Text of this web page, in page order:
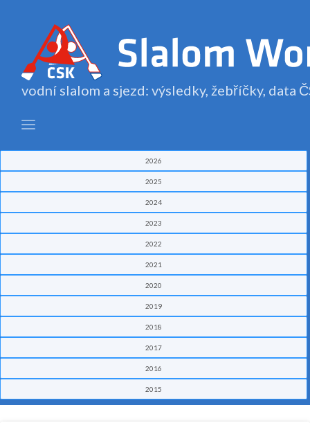
vodní slalom a sjezd: výsledky, žebříčky, data
2026
2025
2024
2023
2022
2021
2020
2019
2018
2017
2016
2015